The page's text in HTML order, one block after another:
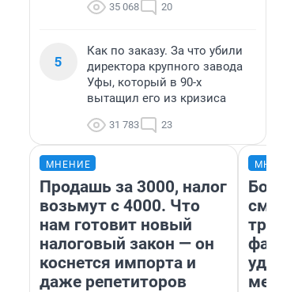
35 068 20
5
Как по заказу. За что убили
директора крупного завода
Уфы, который в 90-х
вытащил его из кризиса
31 783 23
МНЕНИЕ
Продашь за 3000, налог
возьмут с 4000. Что
нам готовит новый
налоговый закон — он
коснется импорта и
даже репетиторов
месте